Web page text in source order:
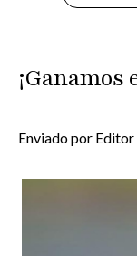
¡Ganamos
Enviado por Editor